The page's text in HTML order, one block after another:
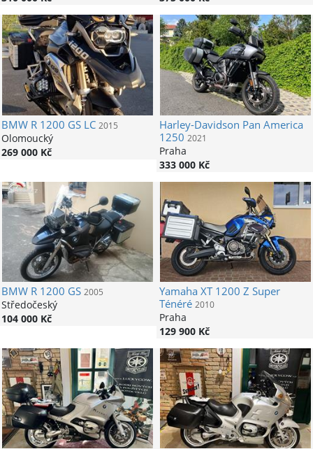
BMWR 1200 GS LC 2015
Olomoucký
269 000 Kč
Harley-Davidson Pan America
1250 2021
Praha
333 000 Kč
BMWR 1200 GS 2005
Středočeský
104 000 Kč
YamahaXT 1200 Z Super
Ténéré 2010
Praha
129 900 Kč